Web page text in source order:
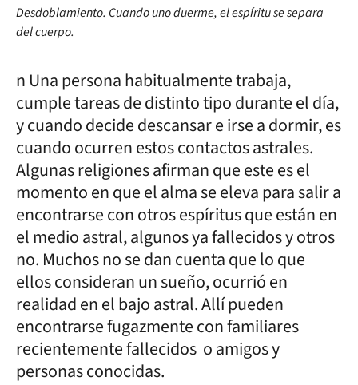
Desdoblamiento. Cuando uno duerme, el espíritu se separa
del cuerpo.
n Una persona habitualmente trabaja,
cumple tareas de distinto tipo durante el día,
y cuando decide descansar e irse a dormir, es
cuando ocurren estos contactos astrales.
Algunas religiones afirman que este es el
momento en que el alma se eleva para salir a
encontrarse con otros espíritus que están en
el medio astral, algunos ya fallecidos y otros
no. Muchos no se dan cuenta que lo que
ellos consideran un sueño, ocurrió en
realidad en el bajo astral. Allí pueden
encontrarse fugazmente con familiares
recientemente fallecidos o amigos y
personas conocidas.